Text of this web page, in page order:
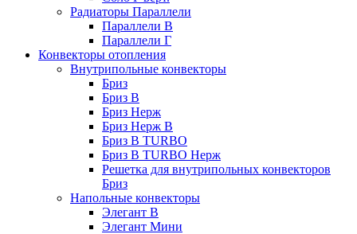
Радиаторы Параллели
Параллели В
Параллели Г
Конвекторы отопления
Внутрипольные конвекторы
Бриз
Бриз В
Бриз Нерж
Бриз Нерж В
Бриз В TURBO
Бриз В TURBO Нерж
Решетка для внутрипольных конвекторов
Бриз
Напольные конвекторы
Элегант В
Элегант Мини